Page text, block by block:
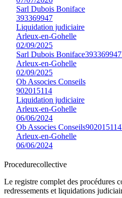
Sarl Dubois Boniface
393369947
Liquidation judiciaire
Arleux-en-Gohelle
02/09/2025
Sarl Dubois Boniface393369947
Arleux-en-Gohelle
02/09/2025
Ob Associes Conseils
902015114
Liquidation judiciaire
Arleux-en-Gohelle
06/06/2024
Ob Associes Conseils902015114
Arleux-en-Gohelle
06/06/2024
Procedurecollective
Le registre complet des procédures
redressements et liquidations